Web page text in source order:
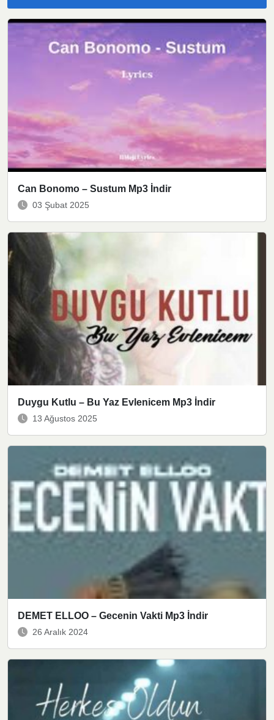
Can Bonomo – Sustum Mp3 İndir
03 Şubat 2025
Duygu Kutlu – Bu Yaz Evlenicem Mp3 İndir
13 Ağustos 2025
DEMET ELLOO – Gecenin Vakti Mp3 İndir
26 Aralık 2024